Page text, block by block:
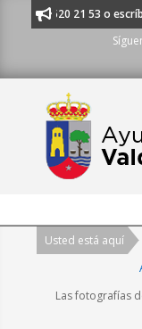
al 91 620 21 53 o
Navigation
Usted está aquí
Las fotografías